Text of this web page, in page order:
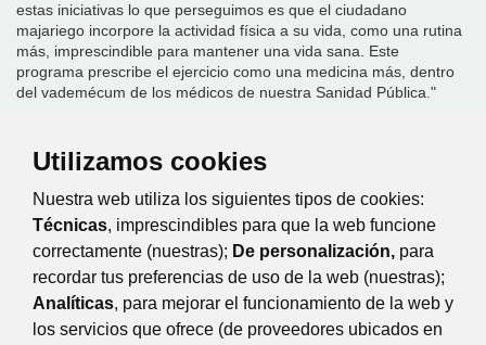
Utilizamos cookies
Nuestra web utiliza los siguientes tipos de cookies:
Técnicas, imprescindibles para que la web funcione
correctamente (nuestras); De personalización, para
recordar tus preferencias de uso de la web (nuestras);
Analíticas, para mejorar el funcionamiento de la web y
los servicios que ofrece (de proveedores ubicados en
estas iniciativas lo que perseguimos es que el ciudadano
majariego incorpore la actividad física a su vida, como una rutina
más, imprescindible para mantener una vida sana. Este
programa prescribe el ejercicio como una medicina más, dentro
del vademécum de los médicos de nuestra Sanidad Pública."
que promueve el envejecimiento activo de la población, impulsa
mayores, y, además, permite una reducción del gasto
farmacéutico y sanitario, muy relevante, gracias al deporte.
Dentro de esta iniciativa, el Ayuntamiento de Majadahonda,
propone en su web municipal rutas saludables, planes de
iniciación al ejercicio físico -dependiendo del grado de actividad
de cada persona-, consejos para comenzar a practicar deporte y
algunas recomendaciones básicas para desarrollar las sesiones